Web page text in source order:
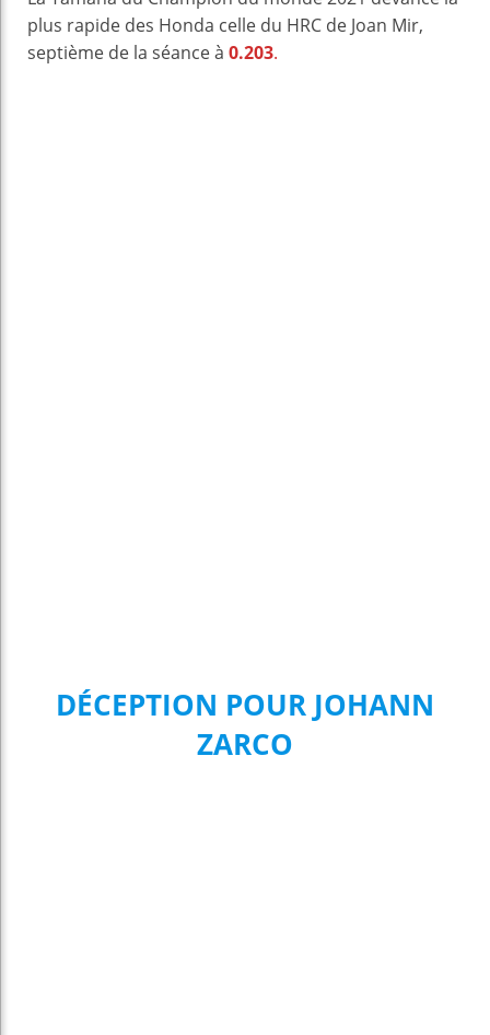
plus rapide des Honda celle du HRC de Joan Mir,
septième de la séance à 0.203.
DÉCEPTION POUR JOHANN
ZARCO